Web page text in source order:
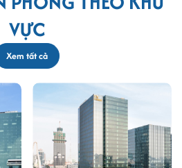
VỰC
Xem tất cả